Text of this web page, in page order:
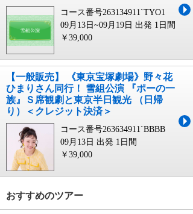
コース番号263134911`TYO1
09月13日~09月19日 出発 1日間
￥39,000
【一般販売】 《東京宝塚劇場》野々花
ひまりさん同行！ 雪組公演 『ポーの一
族』Ｓ席観劇と東京半日観光 （日帰
り）＜クレジット決済＞
コース番号263634911`BBBB
09月13日 出発 1日間
￥39,000
おすすめのツアー